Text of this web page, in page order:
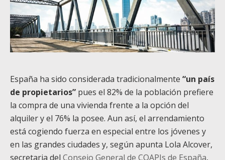
España ha sido considerada tradicionalmente “un país
de propietarios” pues el 82% de la población prefiere
la compra de una vivienda frente a la opción del
alquiler y el 76% la posee. Aun así, el arrendamiento
está cogiendo fuerza en especial entre los jóvenes y
en las grandes ciudades y, según apunta Lola Alcover,
secretaria del Consejo General de COAPIs de España,